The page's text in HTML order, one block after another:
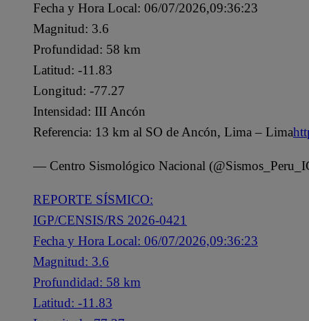
Fecha y Hora Local: 06/07/2026,09:36:23
Magnitud: 3.6
Profundidad: 58 km
Latitud: -11.83
Longitud: -77.27
Intensidad: III Ancón
Referencia: 13 km al SO de Ancón, Lima – Lima
— Centro Sismológico Nacional
REPORTE SÍSMICO:
IGP/CENSIS/RS 2026-0421
Fecha y Hora Local: 06/07/2026,09:36:23
Magnitud: 3.6
Profundidad: 58 km
Latitud: -11.83